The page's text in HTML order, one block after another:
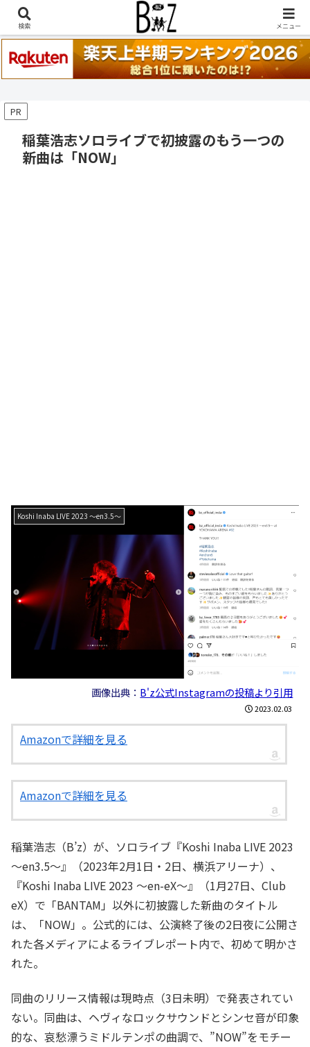
稲葉浩志『en-Zepp』『enⅣ』セトリ一覧はこちら
PR
稲葉浩志ソロライブで初披露のもう一つの
新曲は「NOW」
Koshi Inaba LIVE 2023 〜en3.5〜
画像出典： B'z公式Instagramの投稿より引用
2023.02.03
Amazonで詳細を見る
Amazonで詳細を見る
稲葉浩志（B’z）が、ソロライブ『Koshi Inaba LIVE 2023
～en3.5～』（2023年2月1日・2日、横浜アリーナ）、
『Koshi Inaba LIVE 2023 〜en-eX〜』（1月27日、Club
eX）で「BANTAM」以外に初披露した新曲のタイトル
は、「NOW」。公式的には、公演終了後の2日夜に公開さ
れた各メディアによるライブレポート内で、初めて明かさ
れた。
同曲のリリース情報は現時点（3日未明）で発表されてい
ない。同曲は、ヘヴィなロックサウンドとシンセ音が印象
的な、哀愁漂うミドルテンポの曲調で、”NOW”をモチー
検索 メニュー